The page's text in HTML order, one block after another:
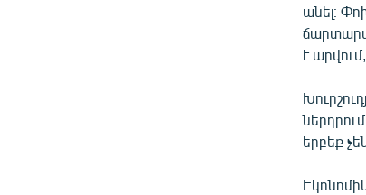
անել։
է
երբեք